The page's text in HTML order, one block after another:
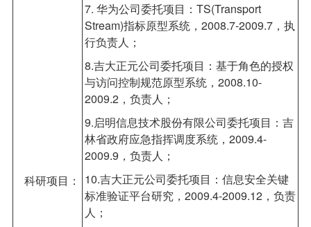
科研项目：
7. 华为公司委托项目：TS(Transport
Stream)指标原型系统，2008.7-2009.7，执
行负责人；
8.吉大正元公司委托项目：基于角色的授权
与访问控制规范原型系统，2008.10-
2009.2，负责人；
9.启明信息技术股份有限公司委托项目：吉
林省政府应急指挥调度系统，2009.4-
2009.9，负责人；
10.吉大正元公司委托项目：信息安全关键
标准验证平台研究，2009.4-2009.12，负责
人；